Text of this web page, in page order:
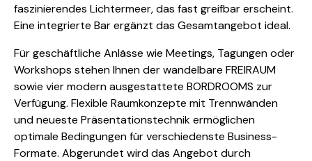
faszinierendes Lichtermeer, das fast greifbar erscheint.
Eine integrierte Bar ergänzt das Gesamtangebot ideal.
Für geschäftliche Anlässe wie Meetings, Tagungen oder
Workshops stehen Ihnen der wandelbare FREIRAUM
sowie vier modern ausgestattete BORDROOMS zur
Verfügung. Flexible Raumkonzepte mit Trennwänden
und neueste Präsentationstechnik ermöglichen
optimale Bedingungen für verschiedenste Business-
Formate. Abgerundet wird das Angebot durch